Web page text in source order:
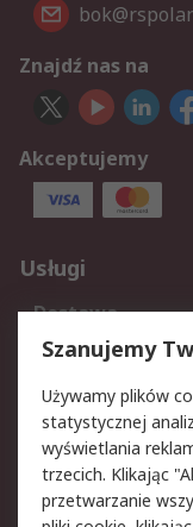
Znajdź nas na
Akceptujemy
Usługi
Dostawa
Reklamacje i
Aspekty prawne
maila
Szanujemy
Używamy plików
statystycznej
wyświetlania
trzecich. Klikając
przetwarzanie